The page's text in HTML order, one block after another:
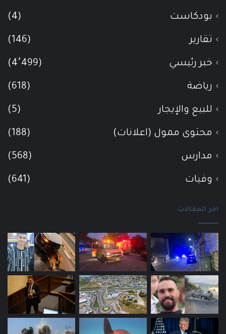
بودكاست (4)
تقارير (146)
خبر رئيسي (4٬499)
رياضة (618)
للبيع والإيجار (5)
محتوى ممول (اعلانات) (188)
مدارس (568)
وفيات (641)
اخر المقالات